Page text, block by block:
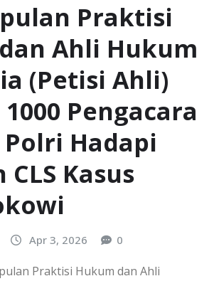
Praktisi
Ahli Hukum
(Petisi Ahli)
Pengacara
Hadapi
Kasus
Apr 3, 2026 0
Praktisi Hukum dan Ahli